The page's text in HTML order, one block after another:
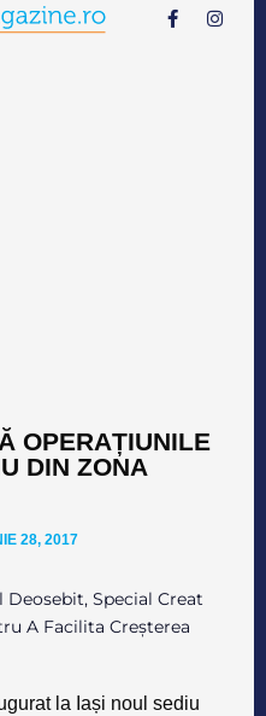
OPERAȚIUNILE
DIN ZONA
28, 2017
Special Creat
A Facilita Creșterea
la Iași noul sediu